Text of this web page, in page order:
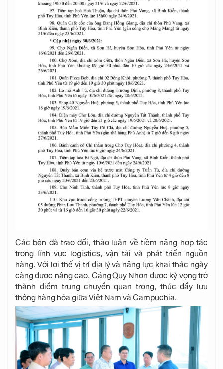
Các bên đã trao đổi, thảo luận về tiềm năng hợp tác
trong lĩnh vực logistics, vận tải và phát triển nguồn
hàng. Với lợi thế vị trí địa lý và năng lực khai thác ngày
càng được nâng cao, Cảng Quy Nhơn được kỳ vọng trở
thành điểm trung chuyển quan trọng, thúc đẩy lưu
thông hàng hóa giữa Việt Nam và Campuchia.